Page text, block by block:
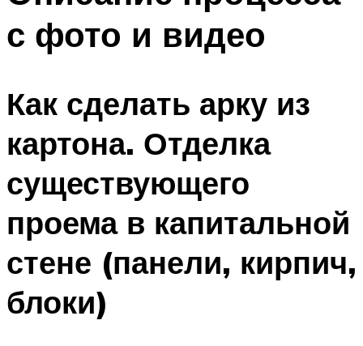
с фото и видео
Как сделать арку из
картона. Отделка
существующего
проема в капитальной
стене (панели, кирпич,
блоки)